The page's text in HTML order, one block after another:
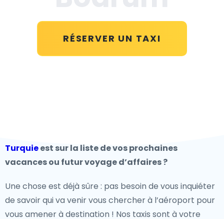
RÉSERVER UN TAXI
Turquieest sur la liste de vos prochaines
vacances ou futur voyage d’affaires ?
Une chose est déjà sûre : pas besoin de vous inquiéter
de savoir qui va venir vous chercher à l’aéroport pour
vous amener à destination ! Nos taxis sont à votre